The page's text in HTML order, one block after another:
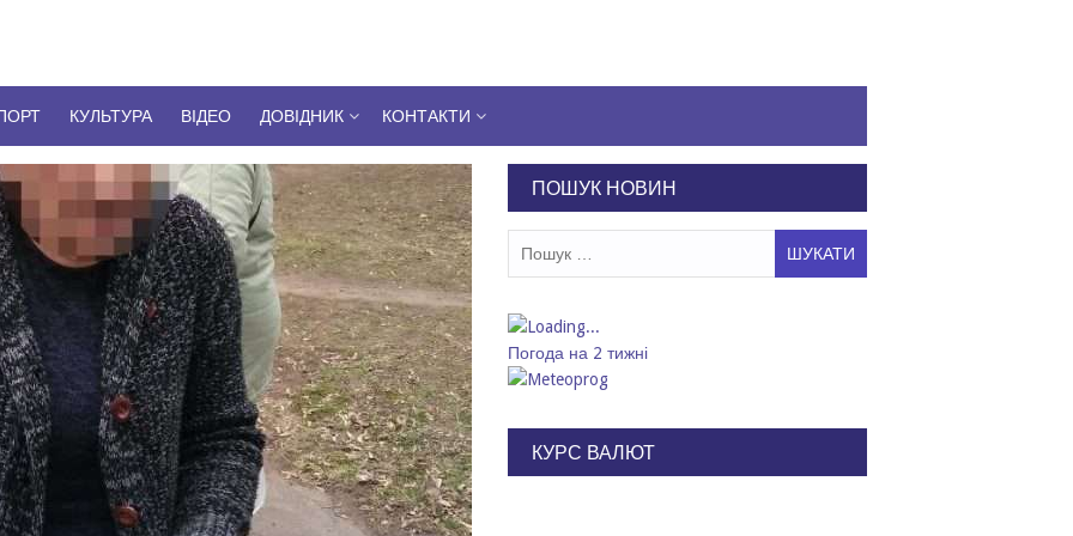
КУЛЬТУРА ВІДЕО ДОВІДНИК КОНТАКТИ
ПОШУК НОВИН
Погода на 2 тижні
КУРС ВАЛЮТ